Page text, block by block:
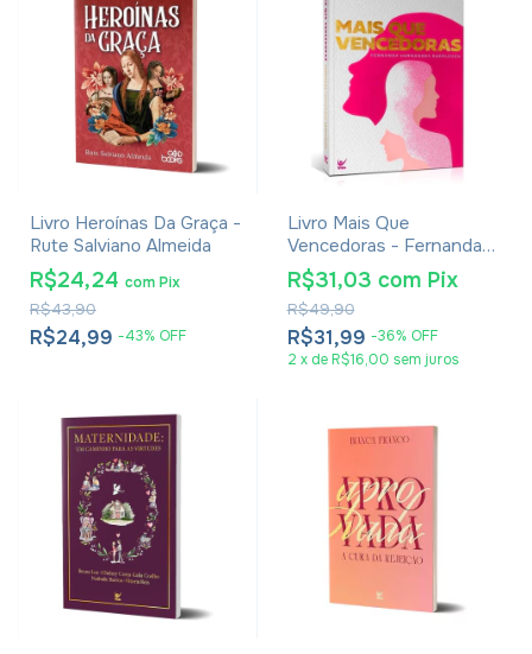
Livro Heroínas Da Graça -
Rute Salviano Almeida
R$24,99 -43% OFF
R$43,90
R$24,24 comPix
Livro Mais Que
Vencedoras - Fernanda
Hernandes Rasmussen
R$31,99 -36% OFF
R$49,90
R$31,03 com Pix
2 x de R$16,00 sem juros